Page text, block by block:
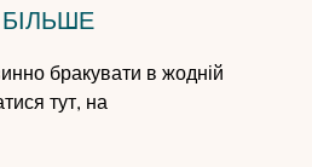
бракувати в жодній
тут, на